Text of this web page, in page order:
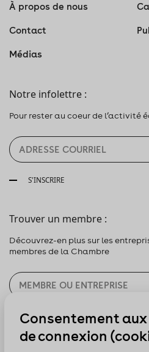
À propos de nous
Contact
Médias
Notre infolettre :
Pour rester au coeur de l’activité
S'INSCRIRE
Trouver un membre :
Découvrez-en plus sur les
membres de la Chambre
CHERCHER
Consentement
de connexion